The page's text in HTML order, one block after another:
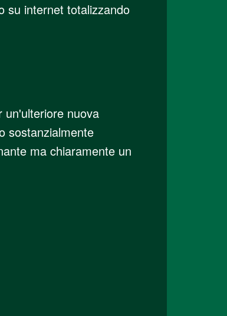
su internet totalizzando
un'ulteriore nuova
sostanzialmente
ma chiaramente un